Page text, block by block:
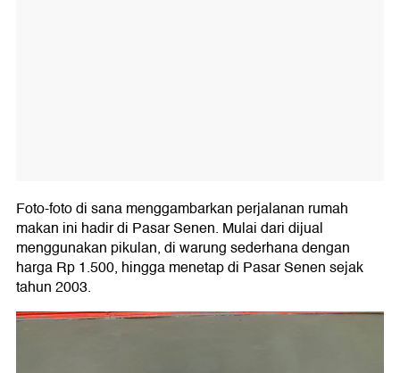
Foto-foto di sana menggambarkan perjalanan rumah
makan ini hadir di Pasar Senen. Mulai dari dijual
menggunakan pikulan, di warung sederhana dengan
harga Rp 1.500, hingga menetap di Pasar Senen sejak
tahun 2003.